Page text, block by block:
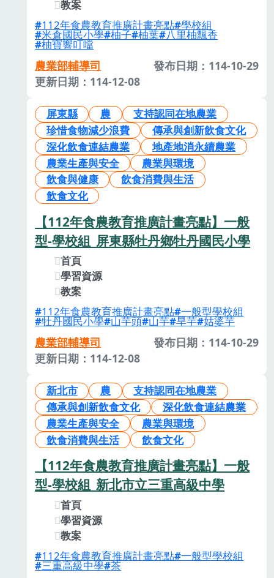
教案
112年食農教育推廣計畫亮點 學校組
米倉國民小學 柚子 柚葉 八里柚飄香
柚寶響叮噹
農業部輔導司
發布日期：114-10-29
更新日期：114-12-08
屏東縣 農
支持認同在地農業
珍惜食物減少浪費
傳承與創新飲食文化
深化飲食連結農業
地產地消永續農業
農業生產與安全
農業與環境
飲食與健康
飲食消費與生活
飲食文化
【112年食農教育推廣計畫亮點】一般
型-學校組_屏東縣牡丹鄉牡丹國民小學
首頁
學習資源
教案
112年食農教育推廣計畫亮點 一般型學校組
牡丹國民小學 山芋頭 山芋 旱芋 姑婆芋
農業部輔導司
發布日期：114-10-29
更新日期：114-12-08
新北市 農
支持認同在地農業
傳承與創新飲食文化
深化飲食連結農業
農業生產與安全
農業與環境
飲食消費與生活
飲食文化
【112年食農教育推廣計畫亮點】一般
型-學校組_新北市立三重高級中學
首頁
學習資源
教案
112年食農教育推廣計畫亮點 一般型學校組
三重高級中學 茶